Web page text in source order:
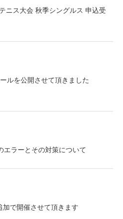
ニス大会 秋季シングルス 申込受
ルを公開させて頂きました
エラーとその対策について
で開催させて頂きます